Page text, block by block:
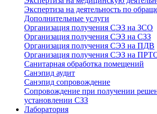
Экспертиза на деятельность по
Дополнительные услуги
Организация получения СЭЗ на ЗСО
Организация получения СЭЗ на СЗЗ
Организация получения СЭЗ на ПДВ
Организация получения СЭЗ на
Санитарная обработка помещений
Санэпид аудит
Санэпид сопровождение
Сопровождение при получении
установлении СЗЗ
Лаборатория